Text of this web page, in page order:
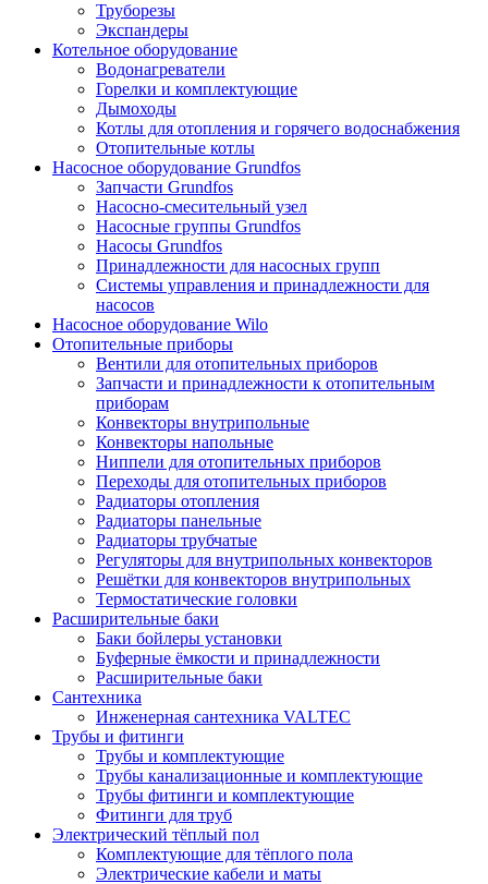
Труборезы
Экспандеры
Котельное оборудование
Водонагреватели
Горелки и комплектующие
Дымоходы
Котлы для отопления и горячего водоснабжения
Отопительные котлы
Насосное оборудование Grundfos
Запчасти Grundfos
Насосно-смесительный узел
Насосные группы Grundfos
Насосы Grundfos
Принадлежности для насосных групп
Системы управления и принадлежности для
насосов
Насосное оборудование Wilo
Отопительные приборы
Вентили для отопительных приборов
Запчасти и принадлежности к отопительным
приборам
Конвекторы внутрипольные
Конвекторы напольные
Ниппели для отопительных приборов
Переходы для отопительных приборов
Радиаторы отопления
Радиаторы панельные
Радиаторы трубчатые
Регуляторы для внутрипольных конвекторов
Решётки для конвекторов внутрипольных
Термостатические головки
Расширительные баки
Баки бойлеры установки
Буферные ёмкости и принадлежности
Расширительные баки
Сантехника
Инженерная сантехника VALTEC
Трубы и фитинги
Трубы и комплектующие
Трубы канализационные и комплектующие
Трубы фитинги и комплектующие
Фитинги для труб
Электрический тёплый пол
Комплектующие для тёплого пола
Электрические кабели и маты